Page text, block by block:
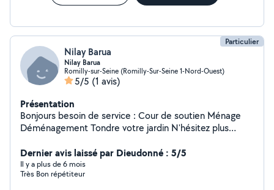
Particulier
Nilay Barua
Nilay Barua
Romilly-sur-Seine (Romilly-Sur-Seine 1-Nord-Ouest)
5/5 (1 avis)
Présentation
Bonjours besoin de service : Cour de soutien Ménage
Déménagement Tondre votre jardin N'hésitez plus
Dernier avis laissé par Dieudonné : 5/5
Il y a plus de 6 mois
Très Bon répétiteur